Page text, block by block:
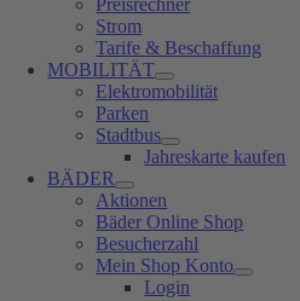
Preisrechner
Strom
Tarife & Beschaffung
MOBILITÄT
Elektromobilität
Parken
Stadtbus
Jahreskarte kaufen
BÄDER
Aktionen
Bäder Online Shop
Besucherzahl
Mein Shop Konto
Login